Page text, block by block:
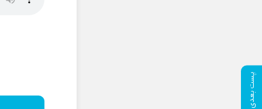
پست بعدی